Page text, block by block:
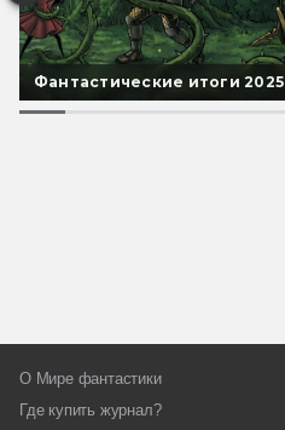
Фантастические итоги 2025
О Мире фантастики
Где купить журнал?